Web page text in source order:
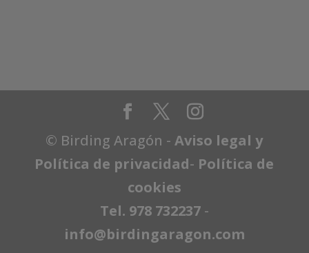
© Birding Aragón -Aviso legal y
Política de privacidad- Política de
cookies
Tel. 978 732237 -
info@birdingaragon.com